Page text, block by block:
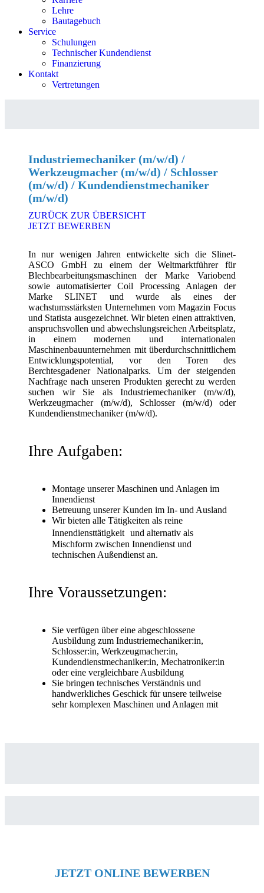
Lehre
Bautagebuch
Service
Schulungen
Technischer Kundendienst
Finanzierung
Kontakt
Vertretungen
Industriemechaniker (m/w/d) /
Werkzeugmacher (m/w/d) / Schlosser
(m/w/d) / Kundendienstmechaniker
(m/w/d)
ZURÜCK ZUR ÜBERSICHT
JETZT BEWERBEN
In nur wenigen Jahren entwickelte sich die Slinet-
ASCO GmbH zu einem der Weltmarktführer für
Blechbearbeitungsmaschinen der Marke Variobend
sowie automatisierter Coil Processing Anlagen der
Marke SLINET und wurde als eines der
wachstumsstärksten Unternehmen vom Magazin Focus
und Statista ausgezeichnet. Wir bieten einen attraktiven,
anspruchsvollen und abwechslungsreichen Arbeitsplatz,
in einem modernen und internationalen
Maschinenbauunternehmen mit überdurchschnittlichem
Entwicklungspotential, vor den Toren des
Berchtesgadener Nationalparks. Um der steigenden
Nachfrage nach unseren Produkten gerecht zu werden
suchen wir Sie als Industriemechaniker (m/w/d),
Werkzeugmacher (m/w/d), Schlosser (m/w/d) oder
Kundendienstmechaniker (m/w/d).
Ihre Aufgaben:
Montage unserer Maschinen und Anlagen im
Innendienst
Betreuung unserer Kunden im In- und Ausland
Wir bieten alle Tätigkeiten als reine
Innendiensttätigkeit und alternativ als
Mischform zwischen Innendienst und
technischen Außendienst an.
Ihre Voraussetzungen:
Sie verfügen über eine abgeschlossene
Ausbildung zum Industriemechaniker:in,
Schlosser:in, Werkzeugmacher:in,
Kundendienstmechaniker:in, Mechatroniker:in
oder eine vergleichbare Ausbildung
Sie bringen technisches Verständnis und
handwerkliches Geschick für unsere teilweise
sehr komplexen Maschinen und Anlagen mit
JETZT ONLINE BEWERBEN